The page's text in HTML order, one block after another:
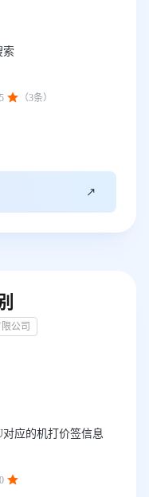
索
5  （3条）

公司
应的机打价签信息
0 